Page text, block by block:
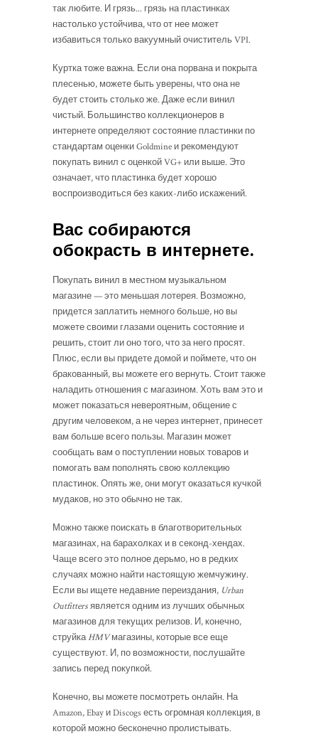
так любите. И грязь... грязь на пластинках
настолько устойчива, что от нее может
избавиться только вакуумный очиститель VPI.
Куртка тоже важна. Если она порвана и покрыта
плесенью, можете быть уверены, что она не
будет стоить столько же. Даже если винил
чистый. Большинство коллекционеров в
интернете определяют состояние пластинки по
стандартам оценки Goldmine и рекомендуют
покупать винил с оценкой VG+ или выше. Это
означает, что пластинка будет хорошо
воспроизводиться без каких-либо искажений.
Вас собираются
обокрасть в интернете.
Покупать винил в местном музыкальном
магазине — это меньшая лотерея. Возможно,
придется заплатить немного больше, но вы
можете своими глазами оценить состояние и
решить, стоит ли оно того, что за него просят.
Плюс, если вы придете домой и поймете, что он
бракованный, вы можете его вернуть. Стоит также
наладить отношения с магазином. Хоть вам это и
может показаться невероятным, общение с
другим человеком, а не через интернет, принесет
вам больше всего пользы. Магазин может
сообщать вам о поступлении новых товаров и
помогать вам пополнять свою коллекцию
пластинок. Опять же, они могут оказаться кучкой
мудаков, но это обычно не так.
Можно также поискать в благотворительных
магазинах, на барахолках и в секонд-хендах.
Чаще всего это полное дерьмо, но в редких
случаях можно найти настоящую жемчужину.
Если вы ищете недавние переиздания, Urban
Outfittersявляется одним из лучших обычных
магазинов для текущих релизов. И, конечно,
струйкаHMVмагазины, которые все еще
существуют. И, по возможности, послушайте
запись перед покупкой.
Конечно, вы можете посмотреть онлайн. На
Amazon, Ebay и Discogs есть огромная коллекция, в
которой можно бесконечно пролистывать.